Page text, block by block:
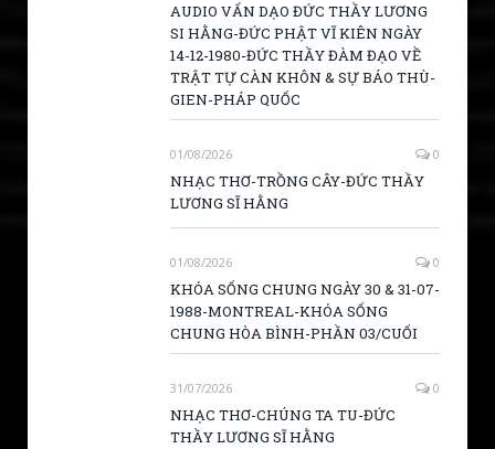
AUDIO VẤN DẠO ĐỨC THẦY LƯƠNG
SI HẰNG-ĐỨC PHẬT VĨ KIÊN NGÀY
14-12-1980-ĐỨC THẦY ĐÀM ĐẠO VỀ
TRẬT TỰ CÀN KHÔN & SỰ BÁO THÙ-
GIEN-PHÁP QUỐC
01/08/2026 0
NHẠC THƠ-TRỒNG CÂY-ĐỨC THẦY
LƯƠNG SĨ HẰNG
01/08/2026 0
KHÓA SỐNG CHUNG NGÀY 30 & 31-07-
1988-MONTREAL-KHÓA SỐNG
CHUNG HÒA BÌNH-PHẦN 03/CUỐI
31/07/2026 0
NHẠC THƠ-CHÚNG TA TU-ĐỨC
THẦY LƯƠNG SĨ HẰNG